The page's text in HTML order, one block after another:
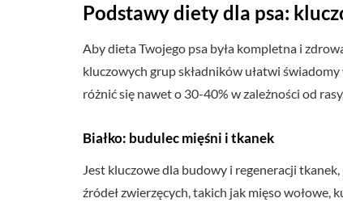
Podstawy diety dla psa:
Aby dieta Twojego psa była kompletna i
kluczowych grup składników ułatwi
różnić się nawet o 30-40% w zależności od
Białko: budulec mięśni i tkanek
Jest kluczowe dla budowy i regeneracji
źródeł zwierzęcych, takich jak mięso